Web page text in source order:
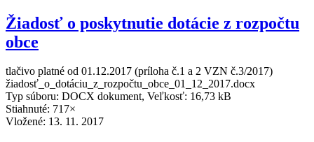
Žiadosť o poskytnutie dotácie z rozpočtu
obce
tlačivo platné od 01.12.2017 (príloha č.1 a 2 VZN č.3/2017)
žiadosť_o_dotáciu_z_rozpočtu_obce_01_12_2017.docx
Typ súboru: DOCX dokument, Veľkosť: 16,73 kB
Stiahnuté: 717×
Vložené: 13. 11. 2017